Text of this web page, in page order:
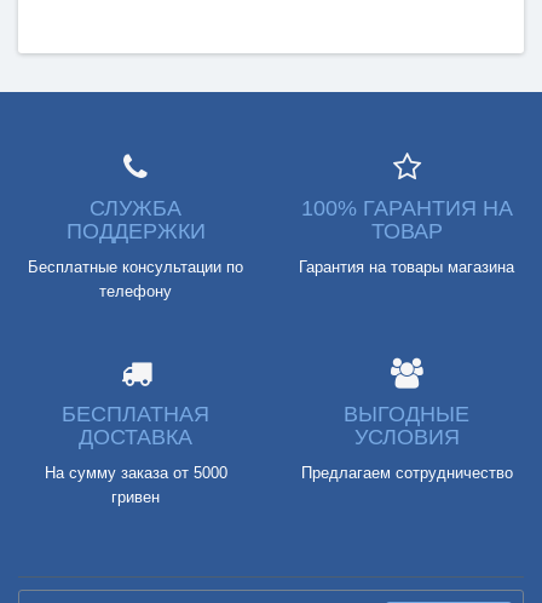
СЛУЖБА
ПОДДЕРЖКИ
Бесплатные консультации по
телефону
100% ГАРАНТИЯ НА
ТОВАР
Гарантия на товары магазина
БЕСПЛАТНАЯ
ДОСТАВКА
На сумму заказа от 5000
гривен
ВЫГОДНЫЕ
УСЛОВИЯ
Предлагаем сотрудничество